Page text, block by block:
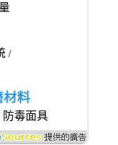
/
材料
防毒面具